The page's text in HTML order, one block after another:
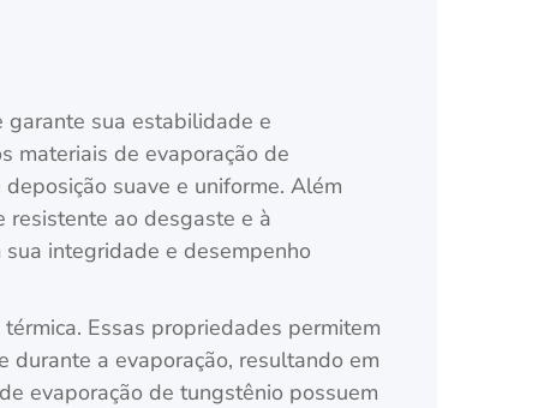
garante sua estabilidade e
materiais de evaporação de
suave e uniforme. Além
resistente ao desgaste e à
integridade e desempenho
Essas propriedades permitem
durante a evaporação, resultando em
evaporação de tungstênio possuem